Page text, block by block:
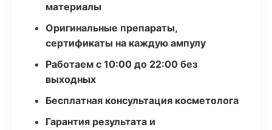
материалы
Оригинальные препараты,
сертификаты на каждую ампулу
Работаем с 10:00 до 22:00 без
выходных
Бесплатная консультация косметолога
Гарантия результата и